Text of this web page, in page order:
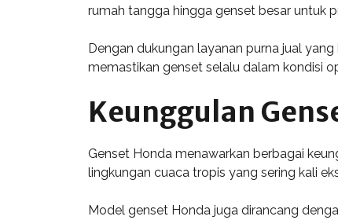
rumah tangga hingga genset besar untuk
Dengan dukungan layanan purna jual
memastikan genset selalu dalam kondisi
Keunggulan
Genset Honda menawarkan berbagai
lingkungan cuaca tropis yang sering kali
Model genset Honda juga dirancang